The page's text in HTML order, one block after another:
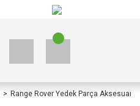
Range Rover Yedek Parça Aksesuar